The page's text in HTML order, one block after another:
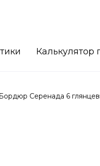
Калькулятор
Серенада 6